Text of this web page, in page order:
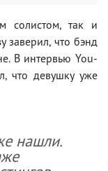
солистом, так и
заверил, что бэнд
В интервью You-
что девушку уже
нашли.